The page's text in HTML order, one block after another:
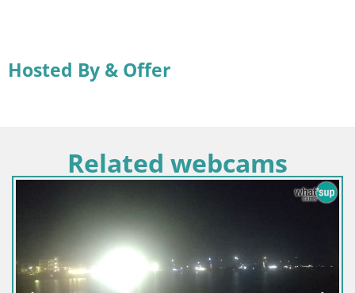
Hosted By & Offer
Related webcams
Arresi